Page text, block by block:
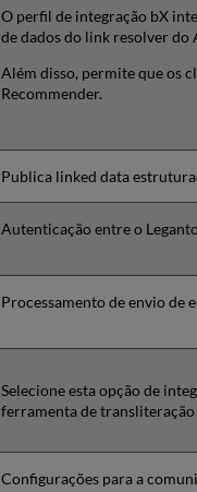
O perfil de integração bX
de dados do link resolver do
Além disso, permite que os
Recommender.
Publica linked data
Autenticação entre o
Processamento de envio de
Selecione esta opção de
ferramenta de transliteração
Configurações para a